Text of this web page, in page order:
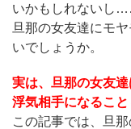
いかもしれないし
旦那の女友達にモ
いでしょうか。
実は、旦那の女友達
浮気相手になること
この記事では、旦